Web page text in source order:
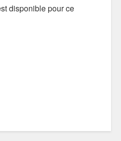
disponible pour ce